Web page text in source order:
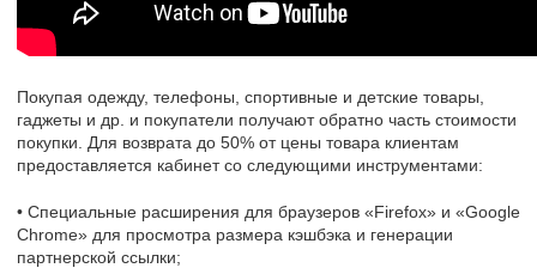
Покупая одежду, телефоны, спортивные и детские товары,
гаджеты и др. и покупатели получают обратно часть стоимости
покупки. Для возврата до 50% от цены товара клиентам
предоставляется кабинет со следующими инструментами:
• Специальные расширения для браузеров «Firefox» и «Google
Chrome» для просмотра размера кэшбэка и генерации
партнерской ссылки;